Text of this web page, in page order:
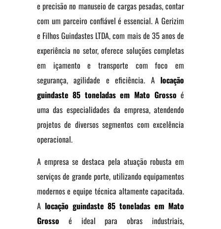
e precisão no manuseio de cargas pesadas, contar
com um parceiro confiável é essencial. A Gerizim
e Filhos Guindastes LTDA, com mais de 35 anos de
experiência no setor, oferece soluções completas
em içamento e transporte com foco em
segurança, agilidade e eficiência. Alocação
guindaste 85 toneladas em Mato Grossoé
uma das especialidades da empresa, atendendo
projetos de diversos segmentos com excelência
operacional.
A empresa se destaca pela atuação robusta em
serviços de grande porte, utilizando equipamentos
modernos e equipe técnica altamente capacitada.
Alocação guindaste 85 toneladas em Mato
Grossoé ideal para obras industriais,